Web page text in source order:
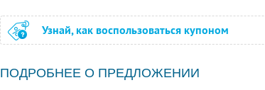
Узнай, как воспользоваться купоном
ПОДРОБНЕЕ О ПРЕДЛОЖЕНИИ